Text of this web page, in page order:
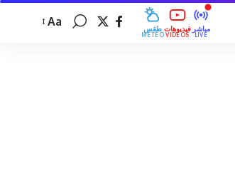
طقس
MÉTÉO
فيديوهات
VIDÉOS
مباشر
LIVE
Aa